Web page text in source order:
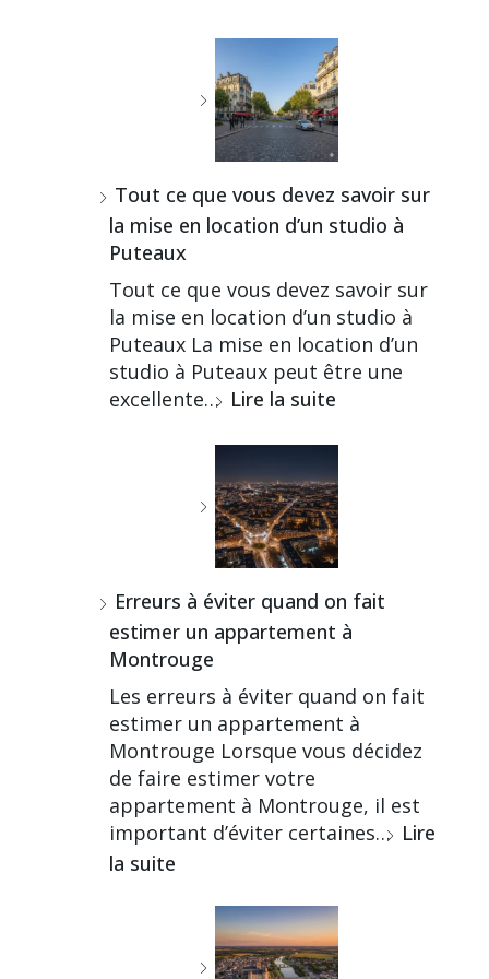
Tout ce que vous devez savoir sur
la mise en location d’un studio à
Puteaux
Tout ce que vous devez savoir sur
la mise en location d’un studio à
Puteaux La mise en location d’un
studio à Puteaux peut être une
excellente… Lire la suite
Erreurs à éviter quand on fait
estimer un appartement à
Montrouge
Les erreurs à éviter quand on fait
estimer un appartement à
Montrouge Lorsque vous décidez
de faire estimer votre
appartement à Montrouge, il est
important d’éviter certaines… Lire
la suite